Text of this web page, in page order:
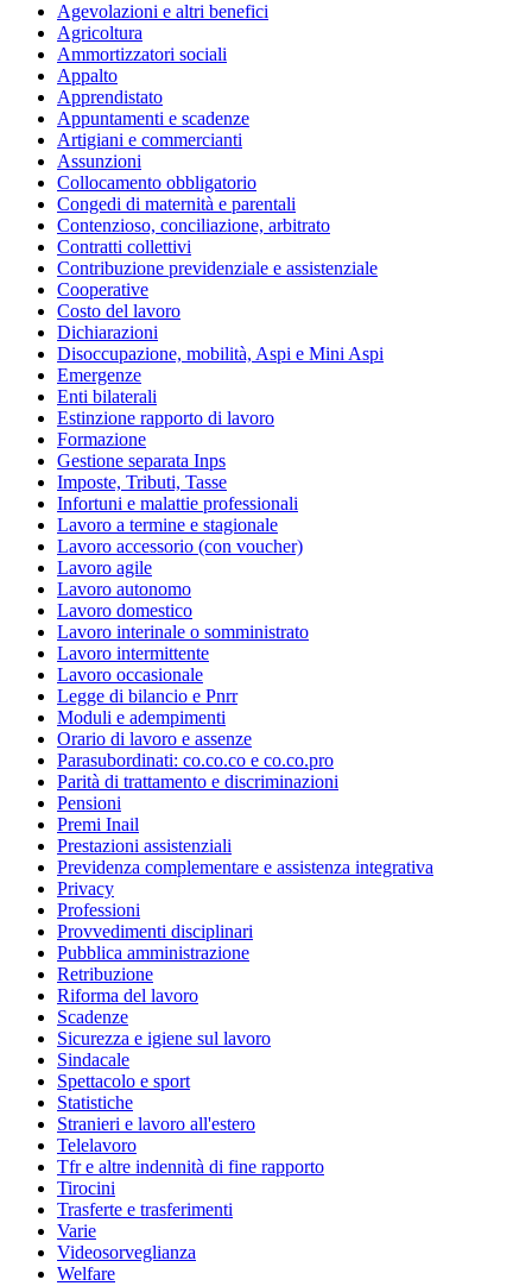
Agevolazioni e altri benefici
Agricoltura
Ammortizzatori sociali
Appalto
Apprendistato
Appuntamenti e scadenze
Artigiani e commercianti
Assunzioni
Collocamento obbligatorio
Congedi di maternità e parentali
Contenzioso, conciliazione, arbitrato
Contratti collettivi
Contribuzione previdenziale e assistenziale
Cooperative
Costo del lavoro
Dichiarazioni
Disoccupazione, mobilità, Aspi e Mini Aspi
Emergenze
Enti bilaterali
Estinzione rapporto di lavoro
Formazione
Gestione separata Inps
Imposte, Tributi, Tasse
Infortuni e malattie professionali
Lavoro a termine e stagionale
Lavoro accessorio (con voucher)
Lavoro agile
Lavoro autonomo
Lavoro domestico
Lavoro interinale o somministrato
Lavoro intermittente
Lavoro occasionale
Legge di bilancio e Pnrr
Moduli e adempimenti
Orario di lavoro e assenze
Parasubordinati: co.co.co e co.co.pro
Parità di trattamento e discriminazioni
Pensioni
Premi Inail
Prestazioni assistenziali
Previdenza complementare e assistenza integrativa
Privacy
Professioni
Provvedimenti disciplinari
Pubblica amministrazione
Retribuzione
Riforma del lavoro
Scadenze
Sicurezza e igiene sul lavoro
Sindacale
Spettacolo e sport
Statistiche
Stranieri e lavoro all'estero
Telelavoro
Tfr e altre indennità di fine rapporto
Tirocini
Trasferte e trasferimenti
Varie
Videosorveglianza
Welfare